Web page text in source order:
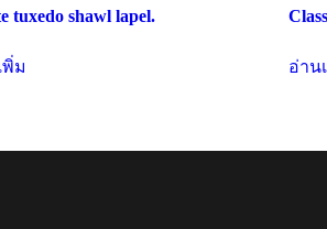
tuxedo shawl lapel.
พิ่ม อ่าน